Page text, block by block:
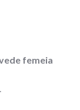
femeia
.